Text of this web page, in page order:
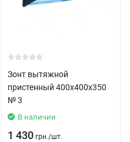
Зонт вытяжной
пристенный 400x400х350
№ 3
В наличии
1 430 грн./шт.